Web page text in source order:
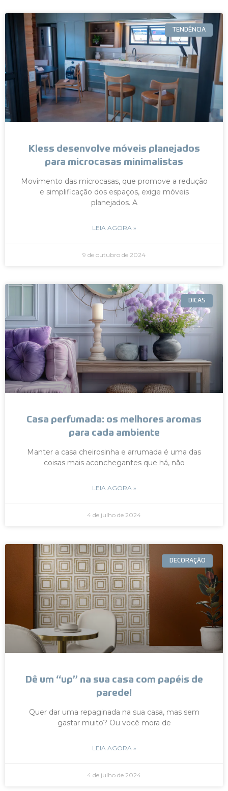
TENDÊNCIA
Kless desenvolve móveis planejados
para microcasas minimalistas
Movimento das microcasas, que promove a redução
e simplificação dos espaços, exige móveis
planejados. A
LEIA AGORA »
9 de outubro de 2024
DICAS
Casa perfumada: os melhores aromas
para cada ambiente
Manter a casa cheirosinha e arrumada é uma das
coisas mais aconchegantes que há, não
LEIA AGORA »
4 de julho de 2024
DECORAÇÃO
Dê um “up” na sua casa com papéis de
parede!
Quer dar uma repaginada na sua casa, mas sem
gastar muito? Ou você mora de
LEIA AGORA »
4 de julho de 2024